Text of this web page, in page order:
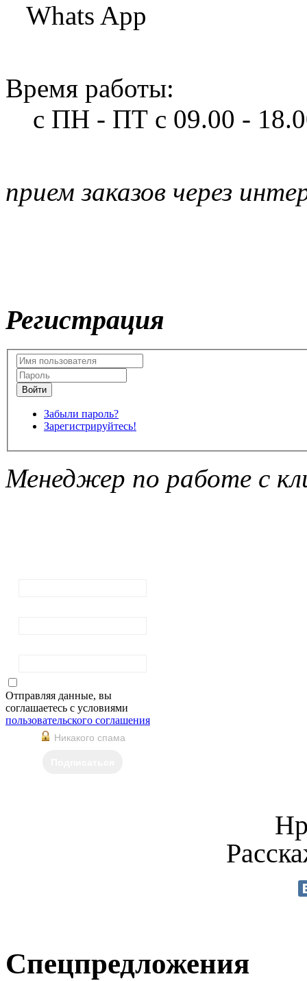
Whats App
Время работы:
с ПН - ПТ с 09.00 -
прием заказов через
Регистрация
Забыли пароль?
Зарегистрируйтесь!
Менеджер по работе с
Отправляя данные, вы
соглашаетесь с условиями
пользовательского соглашения
Никакого спама
Спецпредложения